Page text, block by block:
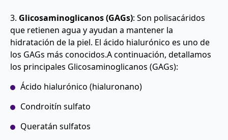
3. Glicosaminoglicanos (GAGs): Son polisacáridos
que retienen agua y ayudan a mantener la
hidratación de la piel. El ácido hialurónico es uno de
los GAGs más conocidos.A continuación, detallamos
los principales Glicosaminoglicanos (GAGs):
Ácido hialurónico (hialuronano)
Condroitín sulfato
Queratán sulfatos